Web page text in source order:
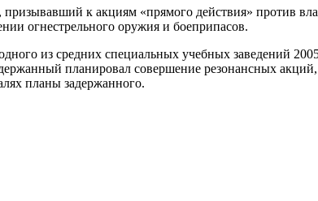
к акциям «прямого действия» против
огнестрельного оружия и боеприпасов.
из средних специальных учебных заведений
планировал совершение резонансных
планы задержанного.